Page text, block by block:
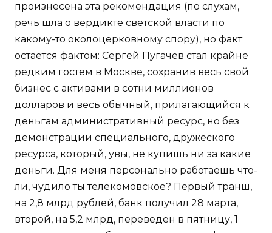
произнесена эта рекомендация (по слухам,
речь шла о вердикте светской власти по
какому-то околоцерковному спору), но факт
остается фактом: Сергей Пугачев стал крайне
редким гостем в Москве, сохранив весь свой
бизнес с активами в сотни миллионов
долларов и весь обычный, прилагающийся к
деньгам административный ресурс, но без
демонстрации специального, дружеского
ресурса, который, увы, не купишь ни за какие
деньги. Для меня персонально работаешь что-
ли, чудило ты телекомовское? Первый транш,
на 2,8 млрд рублей, банк получил 28 марта,
второй, на 5,2 млрд, переведен в пятницу, 1